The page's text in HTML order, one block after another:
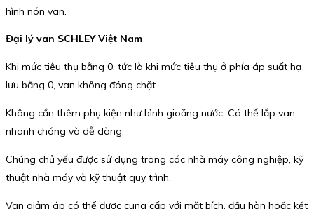
hình nón van.
Đại lý van SCHLEY Việt Nam
Khi mức tiêu thụ bằng 0, tức là khi mức tiêu thụ ở phía áp suất hạ
lưu bằng 0, van không đóng chặt.
Không cần thêm phụ kiện như bình gioăng nước. Có thể lắp van
nhanh chóng và dễ dàng.
Chúng chủ yếu được sử dụng trong các nhà máy công nghiệp, kỹ
thuật nhà máy và kỹ thuật quy trình.
Van giảm áp có thể được cung cấp với mặt bích, đầu hàn hoặc kết